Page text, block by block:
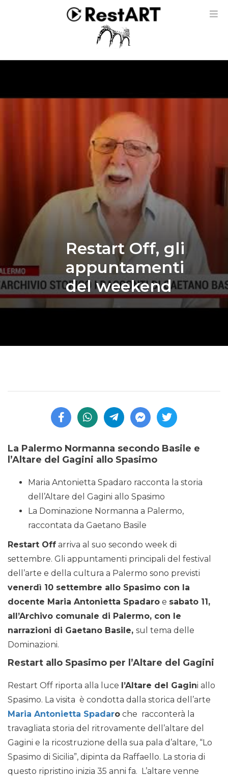
Restart Off, gli
appuntamenti
del weekend
La Palermo Normanna secondo Basile e
l’Altare del Gagini allo Spasimo
Maria Antonietta Spadaro racconta la storia
dell’Altare del Gagini allo Spasimo
La Dominazione Normanna a Palermo,
raccontata da Gaetano Basile
Restart Off arriva al suo secondo week di
settembre. Gli appuntamenti principali del festival
dell’arte e della cultura a Palermo sono previsti
venerdì 10 settembre allo Spasimo con la
docente Maria Antonietta Spadaro e sabato 11,
all’Archivo comunale di Palermo, con le
narrazioni di Gaetano Basile, sul tema delle
Dominazioni.
Restart allo Spasimo per l’Altare del Gagini
Restart Off riporta alla luce l’Altare del Gagini allo
Spasimo. La visita è condotta dalla storica dell’arte
Maria Antonietta Spadaro che racconterà la
travagliata storia del ritrovamente dell’altare del
Gagini e la ricostruzione della sua pala d’altare, “Lo
Spasimo di Sicilia”, dipinta da Raffaello. La storia di
questo ripristino inizia 35 anni fa. L’altare venne